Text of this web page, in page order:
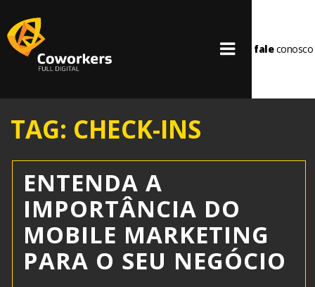
faleconosco
TAG: CHECK-INS
ENTENDA A
IMPORTÂNCIA DO
MOBILE MARKETING
PARA O SEU NEGÓCIO